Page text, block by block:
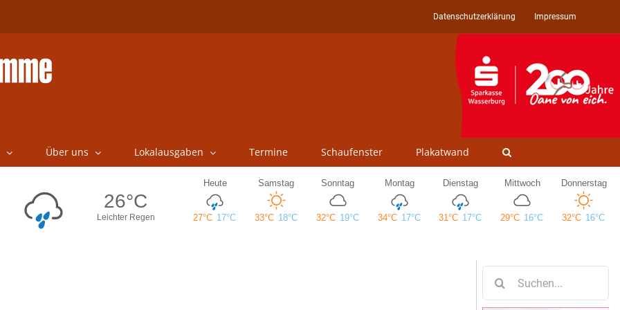
Datenschutzerklärung Impressum
Über uns Lokalausgaben Termine Schaufenster Plakatwand
nach: